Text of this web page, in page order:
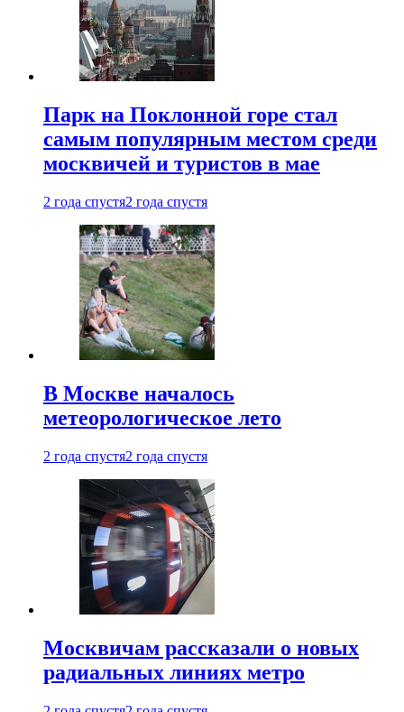
Парк на Поклонной горе стал
самым популярным местом среди
москвичей и туристов в мае
2 года спустя2 года спустя
В Москве началось
метеорологическое лето
2 года спустя2 года спустя
Москвичам рассказали о новых
радиальных линиях метро